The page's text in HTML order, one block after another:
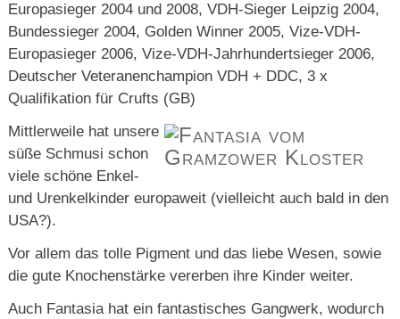
Europasieger 2004 und 2008, VDH-Sieger Leipzig 2004,
Bundessieger 2004, Golden Winner 2005, Vize-VDH-
Europasieger 2006, Vize-VDH-Jahrhundertsieger 2006,
Deutscher Veteranenchampion VDH + DDC, 3 x
Qualifikation für Crufts (GB)
Mittlerweile hat unsere
süße Schmusi schon
viele schöne Enkel-
und Urenkelkinder europaweit (vielleicht auch bald in den
USA?).
Vor allem das tolle Pigment und das liebe Wesen, sowie
die gute Knochenstärke vererben ihre Kinder weiter.
Auch Fantasia hat ein fantastisches Gangwerk, wodurch